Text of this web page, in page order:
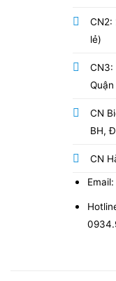
CN2:
lẻ)
CN3:
CN
BH,
CN